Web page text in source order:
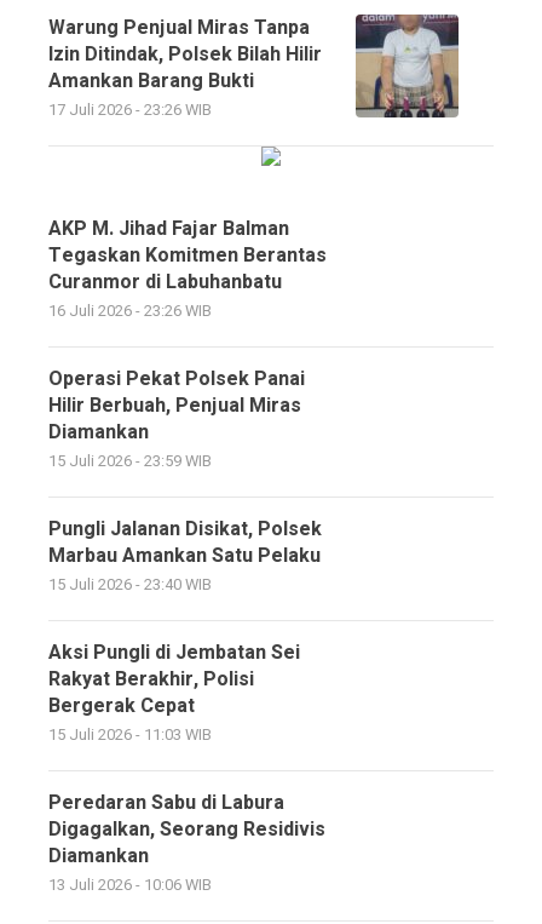
Warung Penjual Miras Tanpa
Izin Ditindak, Polsek Bilah Hilir
Amankan Barang Bukti
17 Juli 2026 - 23:26 WIB
AKP M. Jihad Fajar Balman
Tegaskan Komitmen Berantas
Curanmor di Labuhanbatu
16 Juli 2026 - 23:26 WIB
Operasi Pekat Polsek Panai
Hilir Berbuah, Penjual Miras
Diamankan
15 Juli 2026 - 23:59 WIB
Pungli Jalanan Disikat, Polsek
Marbau Amankan Satu Pelaku
15 Juli 2026 - 23:40 WIB
Aksi Pungli di Jembatan Sei
Rakyat Berakhir, Polisi
Bergerak Cepat
15 Juli 2026 - 11:03 WIB
Peredaran Sabu di Labura
Digagalkan, Seorang Residivis
Diamankan
13 Juli 2026 - 10:06 WIB